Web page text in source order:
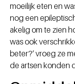
moeilijk eten en
nog een
akelig om te zien
was ook
beter?’ vroeg ze
de artsen konden